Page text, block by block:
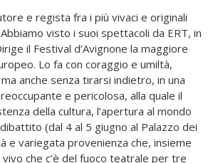
e regista fra i più vivaci e originali
visto i suoi spettacoli da ERT, in
il Festival d’Avignone la maggiore
Lo fa con coraggio e umiltà,
anche senza tirarsi indietro, in una
e pericolosa, alla quale il
della cultura, l’apertura al mondo
(dal 4 al 5 giugno al Palazzo dei
e variegata provenienza che, insieme
che c’è del fuoco teatrale per tre